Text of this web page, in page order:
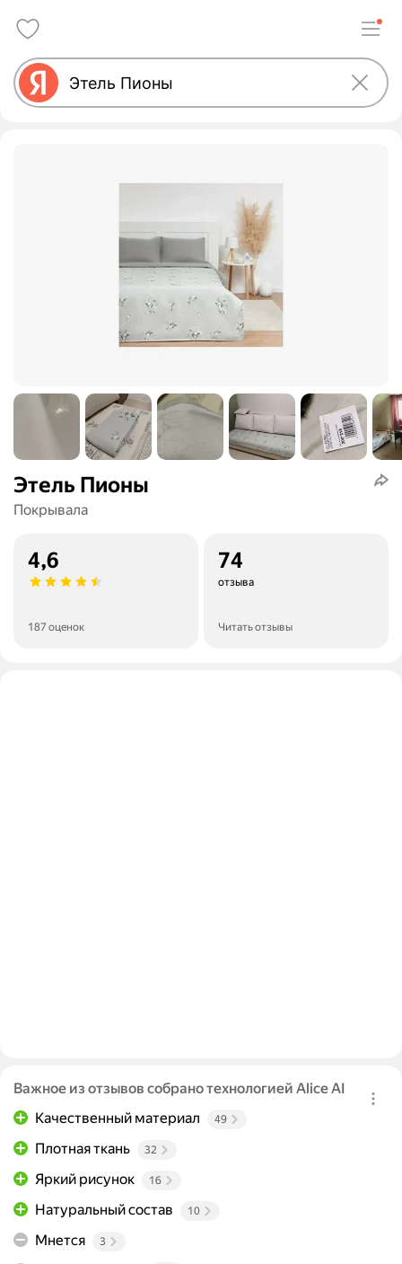
Этель Пионы
Покрывала
4,6
187 оценок
74
отзыва
Читать отзывы
Важное из отзывов собрано технологией Alice AI
Качественный материал
49
Плотная ткань 32
Яркий рисунок 16
Натуральный состав 10
Мнется 3